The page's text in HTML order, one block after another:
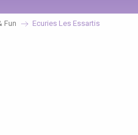
Fun Ecuries Les Essartis